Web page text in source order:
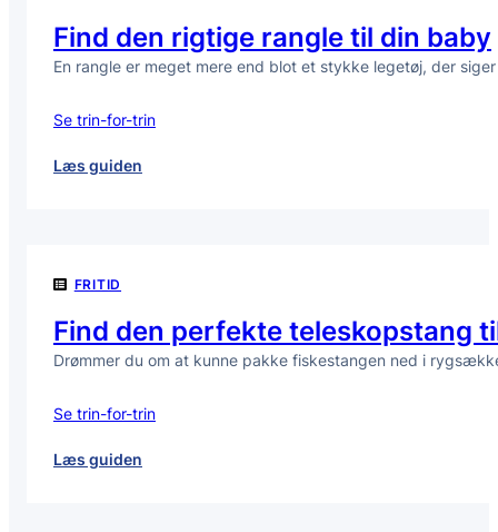
dit
metalarbejde
Find den rigtige rangle til din baby
En rangle er meget mere end blot et stykke legetøj, der
Se trin-for-trin
Læs guiden
baby
FRITID
Find den perfekte teleskopstang
Drømmer du om at kunne pakke fiskestangen ned i
Se trin-for-trin
Læs guiden